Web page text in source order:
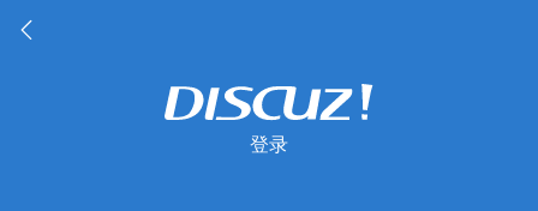
登录